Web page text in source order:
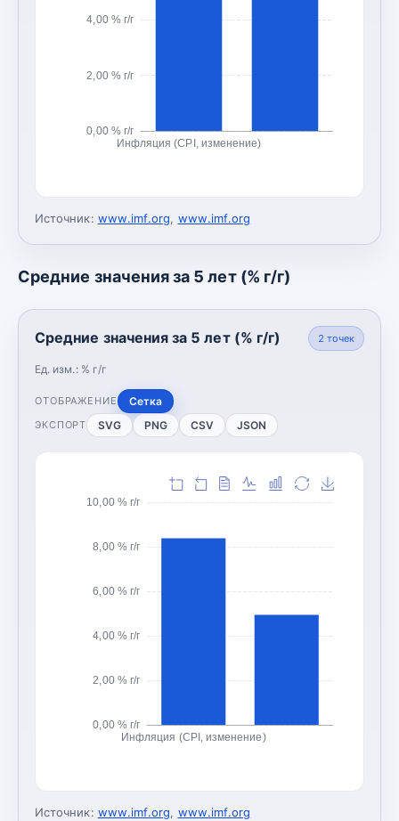
0,00 % г/г
2,00 % г/г
4,00 % г/г
Инфляция (CPI, изменение)
Источник: www.imf.org, www.imf.org
Средние значения за 5 лет (% г/г)
Средние значения за 5 лет (% г/г)
Ед. изм.: % г/г
2 точек
ОТОБРАЖЕНИЕ Сетка
ЭКСПОРТ SVG PNG CSV JSON
0,00 % г/г
2,00 % г/г
4,00 % г/г
6,00 % г/г
8,00 % г/г
10,00 % г/г
Инфляция (CPI, изменение)
Источник: www.imf.org, www.imf.org